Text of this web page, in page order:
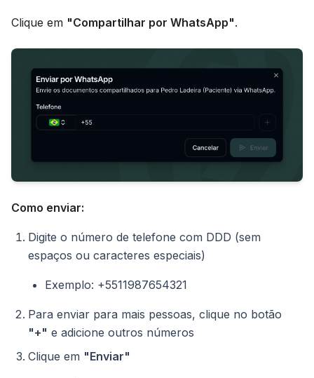
Clique em "Compartilhar por WhatsApp".
Como enviar:
Digite o número de telefone com DDD (sem
espaços ou caracteres especiais)
Exemplo: +5511987654321
Para enviar para mais pessoas, clique no botão
"+" e adicione outros números
Clique em "Enviar"